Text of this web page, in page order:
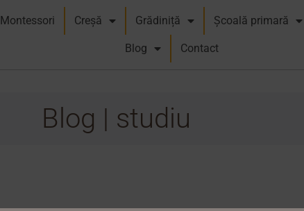
Montessori Creșă Grădiniță Școală primară
Blog Contact
Blog | studiu